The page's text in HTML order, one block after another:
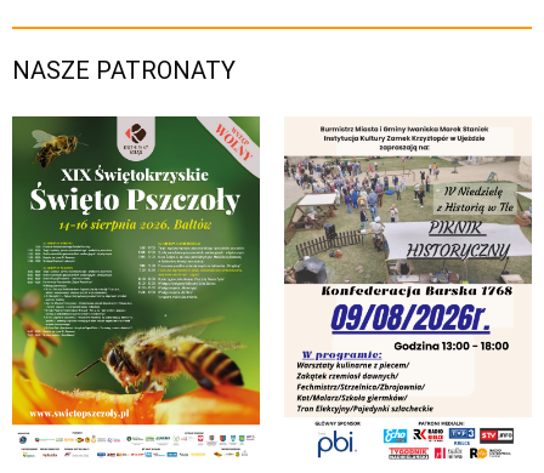
NASZE PATRONATY